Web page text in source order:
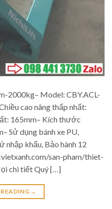
2000kg– Model: CBY.ACL-
cao nâng thấp nhất:
165mm– Kích thước
Sử dụng bánh xe PU,
khẩu, Bảo hành 12
san-pham/thiet-
chi tiết Quý […]
→